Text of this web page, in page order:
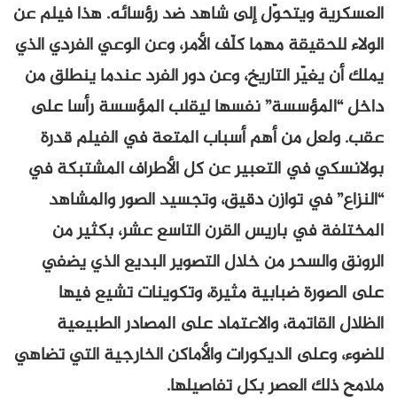
العسكرية ويتحوّل إلى شاهد ضد رؤسائه. هذا فيلم عن
الولاء للحقيقة مهما كلّف الأمر، وعن الوعي الفردي الذي
يملك أن يغيّر التاريخ، وعن دور الفرد عندما ينطلق من
داخل “المؤسسة” نفسها ليقلب المؤسسة رأسا على
عقب. ولعل من أهم أسباب المتعة في الفيلم قدرة
بولانسكي في التعبير عن كل الأطراف المشتبكة في
“النزاع” في توازن دقيق، وتجسيد الصور والمشاهد
المختلفة في باريس القرن التاسع عشر، بكثير من
الرونق والسحر من خلال التصوير البديع الذي يضفي
على الصورة ضبابية مثيرة، وتكوينات تشيع فيها
الظلال القاتمة، والاعتماد على المصادر الطبيعية
للضوء، وعلى الديكورات والأماكن الخارجية التي تضاهي
ملامح ذلك العصر بكل تفاصيلها.